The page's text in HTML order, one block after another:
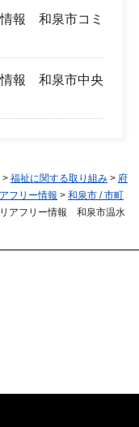
報 和泉市コミ
情報 和泉市中央
> 福祉に関する取り組み > 府
フリー情報 > 和泉市 / 市町
アフリー情報 和泉市温水